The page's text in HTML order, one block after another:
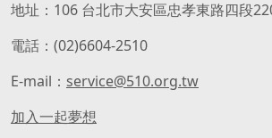
地址：106 台北市大安區忠孝東路四段
電話：(02)6604-2510
E-mail： service@510.org.tw
加入一起夢想